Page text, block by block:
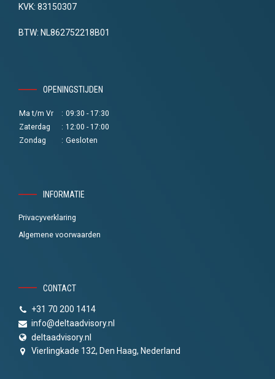
KVK: 83150307
BTW: NL862752218B01
OPENINGSTIJDEN
Ma t/m Vr : 09:30 - 17:30
Zaterdag
: 12:00 - 17:00
Zondag
: Gesloten
INFORMATIE
Privacyverklaring
Algemene voorwaarden
CONTACT
+31 70 200 1414
info@deltaadvisory.nl
deltaadvisory.nl
Vierlingkade 132, Den Haag, Nederland